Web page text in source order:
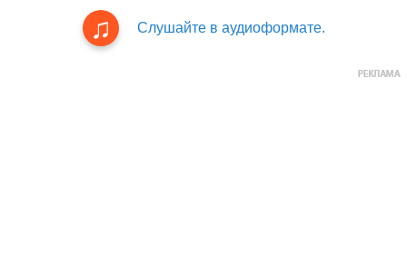
Слушайте в аудиоформате.